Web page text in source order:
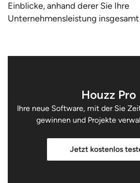
Einblicke, anhand derer Sie Ihre
Unternehmensleistung
Houzz Pro
Ihre neue Software, mit der Sie
gewinnen und Projekte
Jetzt kostenlos